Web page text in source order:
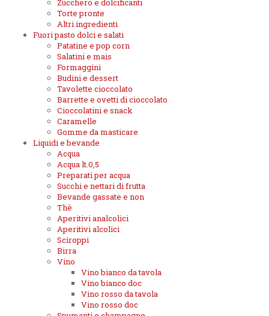
Zucchero e dolcificanti
Torte pronte
Altri ingredienti
Fuori pasto dolci e salati
Patatine e pop corn
Salatini e mais
Formaggini
Budini e dessert
Tavolette cioccolato
Barrette e ovetti di cioccolato
Cioccolatini e snack
Caramelle
Gomme da masticare
Liquidi e bevande
Acqua
Acqua lt.0,5
Preparati per acqua
Succhi e nettari di frutta
Bevande gassate e non
Thè
Aperitivi analcolici
Aperitivi alcolici
Sciroppi
Birra
Vino
Vino bianco da tavola
Vino bianco doc
Vino rosso da tavola
Vino rosso doc